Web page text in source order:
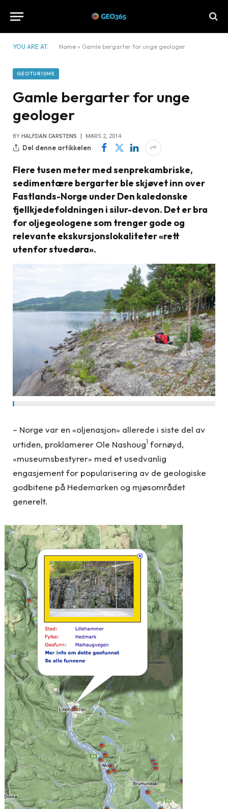
YOU ARE AT: Home » Gamle bergarter for unge geologer
GEOTURISME
Gamle bergarter for unge
geologer
BY HALFDAN CARSTENS MARS 2, 2014
Del denne artikkelen
Flere tusen meter med senprekambriske,
sedimentære bergarter ble skjøvet inn over
Fastlands-Norge under Den kaledonske
fjellkjedefoldningen i silur-devon. Det er bra
for oljegeologene som trenger gode og
relevante ekskursjonslokaliteter «rett
utenfor stuedøra».
– Norge var en «oljenasjon» allerede i siste del av
urtiden, proklamerer Ole Nashoug1 fornøyd,
«museumsbestyrer» med et usedvanlig
engasjement for popularisering av de geologiske
godbitene på Hedemarken og mjøsområdet
generelt.